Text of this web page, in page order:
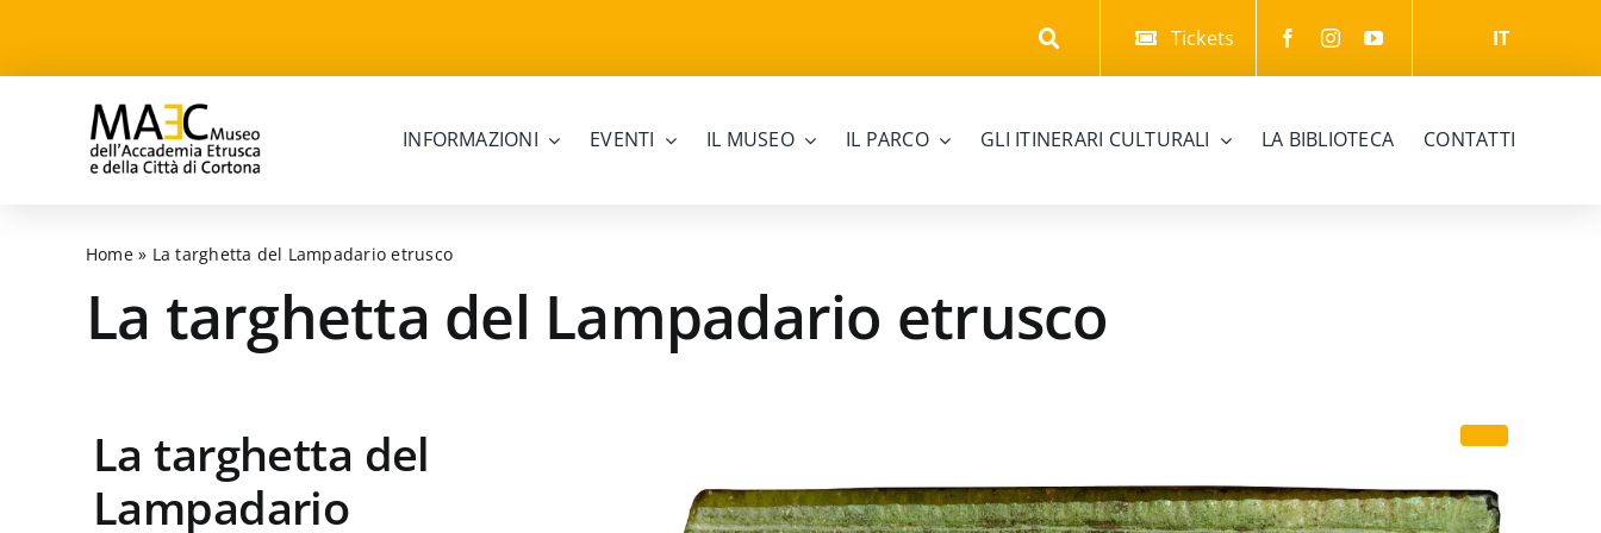
content
Tickets IT
INFORMAZIONI EVENTI IL MUSEO IL PARCO GLI ITINERARI CULTURALI LA BIBLIOTECA CONTATTI
Home» La targhetta del Lampadario etrusco
La targhetta del Lampadario etrusco
La targhetta del
Lampadario